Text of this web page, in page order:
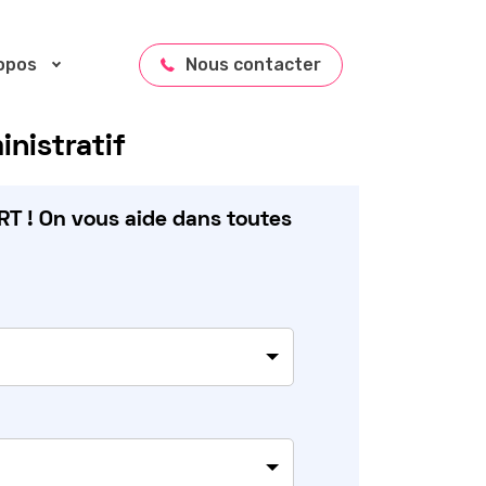
Nous contacter
! On vous aide dans toutes